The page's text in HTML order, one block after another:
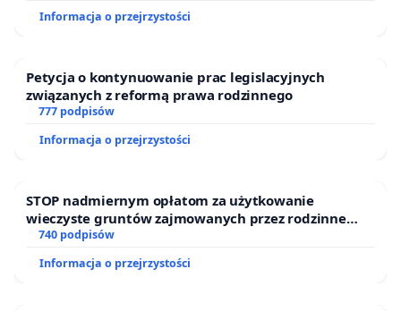
Informacja o przejrzystości
Petycja o kontynuowanie prac legislacyjnych
związanych z reformą prawa rodzinnego
777 podpisów
Informacja o przejrzystości
STOP nadmiernym opłatom za użytkowanie
wieczyste gruntów zajmowanych przez rodzinne
ogrody działkowe.
740 podpisów
Informacja o przejrzystości